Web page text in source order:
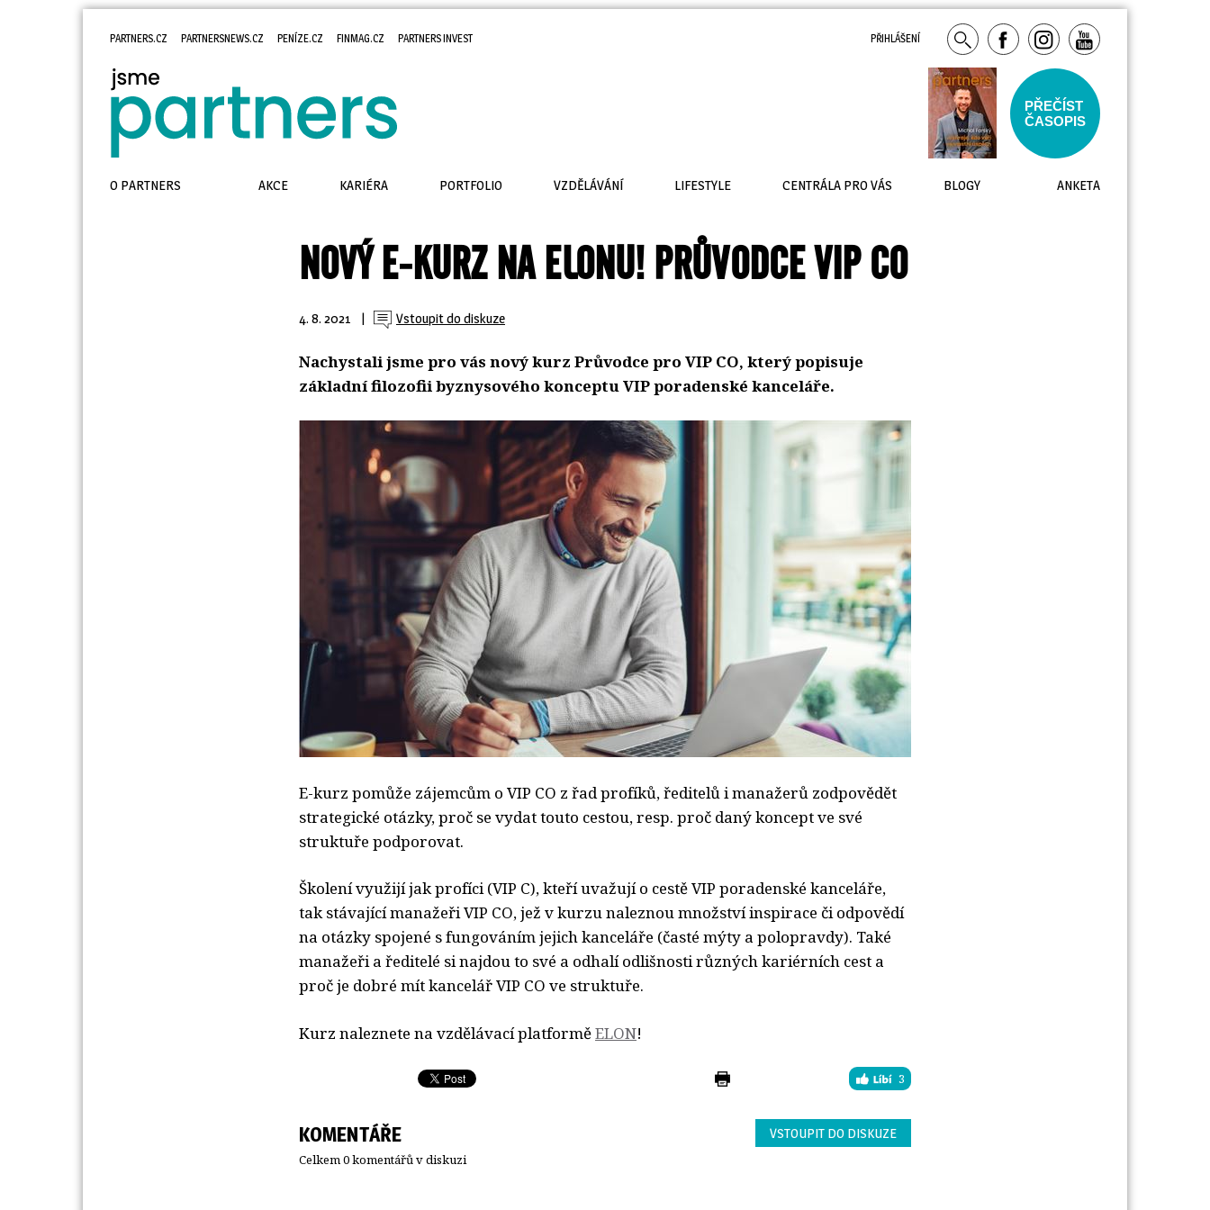
NOVÝ E-KURZ NA ELONU! PRŮVODCE VIP CO
4. 8. 2021 | Vstoupit do diskuze
Nachystali jsme pro vás nový kurz Průvodce pro VIP CO, který popisuje
základní filozofii byznysového konceptu VIP poradenské kanceláře.
E-kurz pomůže zájemcům o VIP CO z řad profíků, ředitelů i manažerů zodpovědět
strategické otázky, proč se vydat touto cestou, resp. proč daný koncept ve své
struktuře podporovat.
Školení využijí jak profíci (VIP C), kteří uvažují o cestě VIP poradenské kanceláře,
tak stávající manažeři VIP CO, jež v kurzu naleznou množství inspirace či odpovědí
na otázky spojené s fungováním jejich kanceláře (časté mýty a polopravdy). Také
manažeři a ředitelé si najdou to své a odhalí odlišnosti různých kariérních cest a
proč je dobré mít kancelář VIP CO ve struktuře.
Kurz naleznete na vzdělávací platforměELON!
3
KOMENTÁŘE
Celkem 0 komentářů v diskuzi
VSTOUPIT DO DISKUZE
PARTNERS.CZ PARTNERSNEWS.CZ PENÍZE.CZ FINMAG.CZ PARTNERS INVEST PŘIHLÁŠENÍ
PŘEČÍST
ČASOPIS
O PARTNERS AKCE KARIÉRA PORTFOLIO VZDĚLÁVÁNÍ LIFESTYLE CENTRÁLA PRO VÁS BLOGY ANKETA